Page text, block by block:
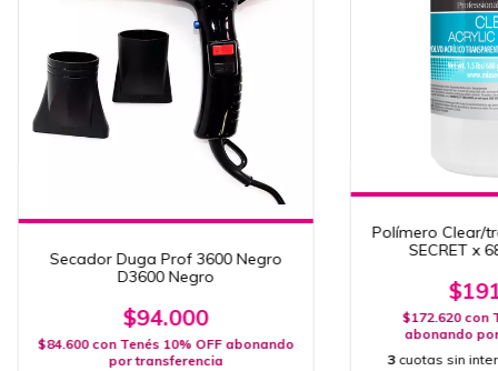
Secador Duga Prof 3600 Negro
D3600 Negro
$94.000
$84.600 con Tenés 10% OFF abonando
por transferencia
Polímero Clear/
SECRET x
$172.620 con
abonando
3 cuotas sin